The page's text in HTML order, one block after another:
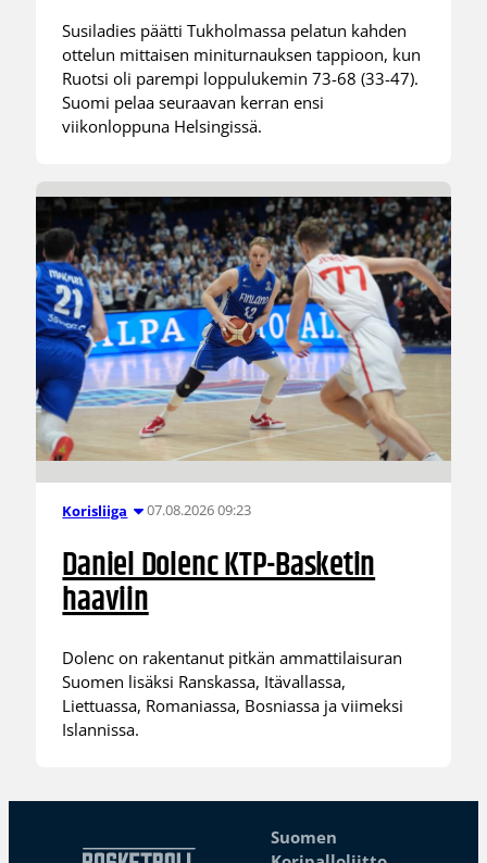
Susiladies päätti Tukholmassa pelatun kahden
ottelun mittaisen miniturnauksen tappioon, kun
Ruotsi oli parempi loppulukemin 73-68 (33-47).
Suomi pelaa seuraavan kerran ensi
viikonloppuna Helsingissä.
Korisliiga 07.08.2026 09:23
Daniel Dolenc KTP-Basketin
haaviin
Dolenc on rakentanut pitkän ammattilaisuran
Suomen lisäksi Ranskassa, Itävallassa,
Liettuassa, Romaniassa, Bosniassa ja viimeksi
Islannissa.
Suomen